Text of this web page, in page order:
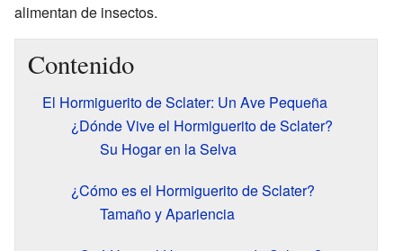
alimentan de insectos.
Contenido
El Hormiguerito de Sclater: Un Ave Pequeña
¿Dónde Vive el Hormiguerito de Sclater?
Su Hogar en la Selva
¿Cómo es el Hormiguerito de Sclater?
Tamaño y Apariencia